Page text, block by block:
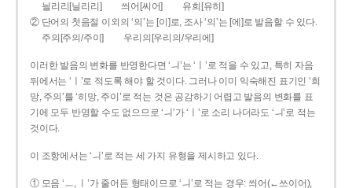
늴리리[닐리리]
씌어[씨어]
유희[유히]
② 단어의 첫음절 이외의 ‘의’는 [이]로, 조사 ‘의’는 [에]로 발음할 수 있다.
주의[주의/주이]
우리의[우리의/우리에]
이러한 발음의 변화를 반영한다면 ‘ㅢ’는 ‘ㅣ’로 적을 수 있고, 특히 자음
뒤에서는 ‘ㅣ’로 적도록 해야 할 것이다. 그러나 이미 익숙해진 표기인 ‘희
망, 주의’를 ‘히망, 주이’로 적는 것은 공감하기 어렵고 발음의 변화를 표
기에 모두 반영할 수도 없으므로 ‘ㅢ’가 ‘ㅣ’로 소리 나더라도 ‘ㅢ’로 적는
것이다.
이 조항에서는 ‘ㅢ’로 적는 세 가지 유형을 제시하고 있다.
① 모음 ‘ㅡ, ㅣ’가 줄어든 형태이므로 ‘ㅢ’로 적는 경우: 씌어(←쓰이어),